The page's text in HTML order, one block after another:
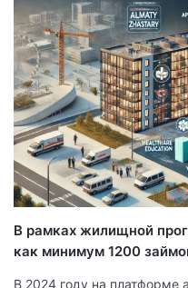
В рамках жилищной
как минимум 1200
В 2024 году на